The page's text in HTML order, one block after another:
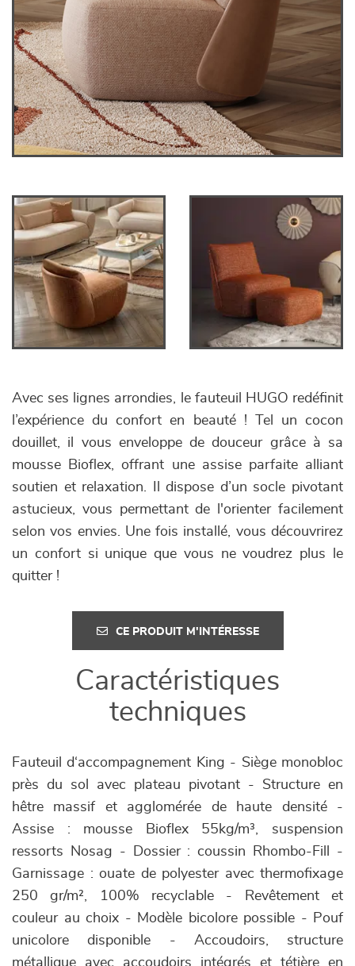
Avec ses lignes arrondies, le fauteuil HUGO redéfinit
l’expérience du confort en beauté ! Tel un cocon
douillet, il vous enveloppe de douceur grâce à sa
mousse Bioflex, offrant une assise parfaite alliant
soutien et relaxation. Il dispose d’un socle pivotant
astucieux, vous permettant de l'orienter facilement
selon vos envies. Une fois installé, vous découvrirez
un confort si unique que vous ne voudrez plus le
quitter !
CE PRODUIT M'INTÉRESSE
Caractéristiques
techniques
Fauteuil d‘accompagnement King - Siège monobloc
près du sol avec plateau pivotant - Structure en
hêtre massif et agglomérée de haute densité -
Assise : mousse Bioflex 55kg/m³, suspension
ressorts Nosag - Dossier : coussin Rhombo-Fill -
Garnissage : ouate de polyester avec thermofixage
250 gr/m², 100% recyclable - Revêtement et
couleur au choix - Modèle bicolore possible - Pouf
unicolore disponible - Accoudoirs, structure
métallique avec accoudoirs intégrés et tétière en